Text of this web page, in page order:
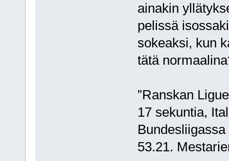
ainakin
pelissä
sokeaksi, kun
tätä
”Ranskan
17 sekuntia,
53.21.